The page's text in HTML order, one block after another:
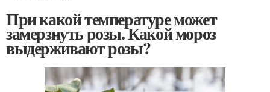
При какой температуре может
замерзнуть розы. Какой мороз
выдерживают розы?